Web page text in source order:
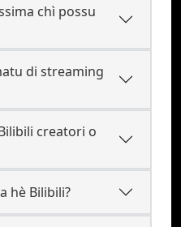
chì possu
di streaming
creatori o
hè Bilibili?